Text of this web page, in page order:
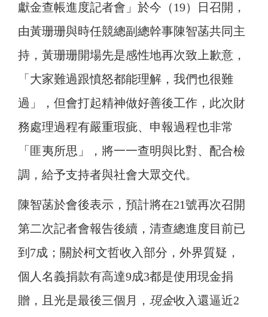
獻金查帳進度記者會」於今（19）日召開，
由黃珊珊與時任競總副總幹事陳智菡共同主
持，黃珊珊開場先是感性地再次致上歉意，
「大家難過跟憤怒都能理解，我們也很難
過」，但會打起精神做好善後工作，此次財
務處理過程有嚴重瑕疵、申報過程也非常
「匪夷所思」，將一一查明與比對、配合檢
調，給予支持者與社會大眾交代。
陳智菡於會後表示，預計將在21號再次召開
第二次記者會報告後續，清查總進度目前已
到7成；關於柯文哲收入部分，外界質疑，
個人名義捐款有高達9成3都是使用現金捐
贈，且光是最後三個月， 現金收入還逼近2